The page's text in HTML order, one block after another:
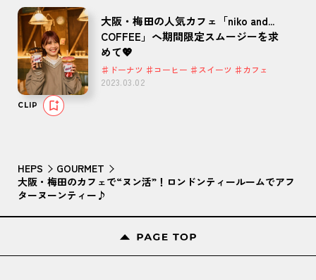
大阪・梅田の人気カフェ「niko and...
COFFEE」へ期間限定スムージーを求
めて💖
♯ドーナツ ♯コーヒー ♯スイーツ ♯カフェ
2023.03.02
CLIP
HEPS
GOURMET
大阪・梅田のカフェで“ヌン活”！ロンドンティールームでアフ
ターヌーンティー♪